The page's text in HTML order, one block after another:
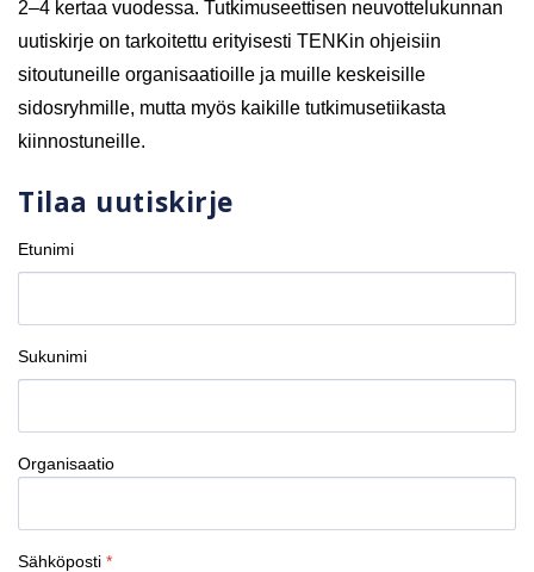
2–4 kertaa vuodessa. Tutkimuseettisen neuvottelukunnan
uutiskirje on tarkoitettu erityisesti TENKin ohjeisiin
sitoutuneille organisaatioille ja muille keskeisille
sidosryhmille, mutta myös kaikille tutkimusetiikasta
kiinnostuneille.
Tilaa uutiskirje
Etunimi
Sukunimi
Organisaatio
Sähköposti *